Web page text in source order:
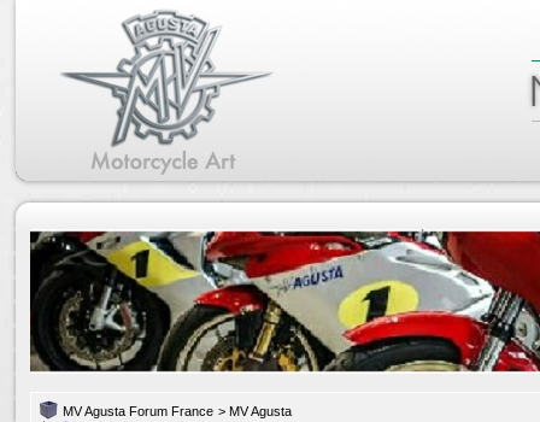
MV Agusta Forum France > MV Agusta